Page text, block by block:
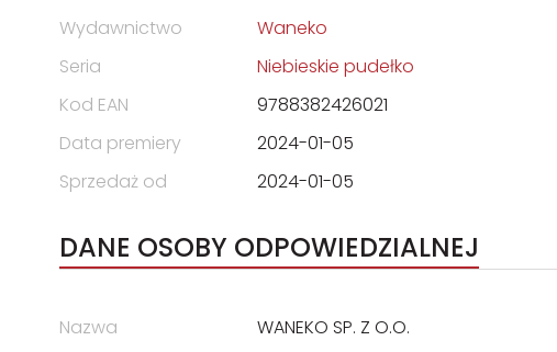
Wydawnictwo
Waneko
Seria
Niebieskie pudełko
Kod EAN
9788382426021
Data premiery
2024-01-05
Sprzedaż od
2024-01-05
DANE OSOBY ODPOWIEDZIALNEJ
Nazwa
WANEKO SP. Z O.O.